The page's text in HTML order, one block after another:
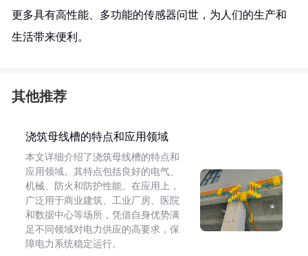
更多具有高性能、多功能的传感器问世，为人们的生产和
生活带来便利。
其他推荐
浇筑母线槽的特点和应用领域
本文详细介绍了浇筑母线槽的特点和
应用领域。其特点包括良好的电气、
机械、防火和防护性能。在应用上，
广泛用于商业建筑、工业厂房、医院
和数据中心等场所，凭借自身优势满
足不同领域对电力供应的高要求，保
障电力系统稳定运行。